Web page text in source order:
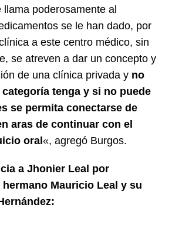
poderosamente al
se le han dado, por
a este centro médico, sin
se atreven a dar un concepto y
de una clínica privada y no
tenga y si no puede
se permita conectarse de
aras de continuar con el
oral «, agregó Burgos.
a Jhonier Leal por
Mauricio Leal y su